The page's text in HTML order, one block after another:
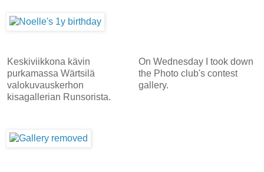
Keskiviikkona kävin
purkamassa Wärtsilä
valokuvauskerhon
kisagallerian Runsorista.
On Wednesday I took down
the Photo club's contest
gallery.